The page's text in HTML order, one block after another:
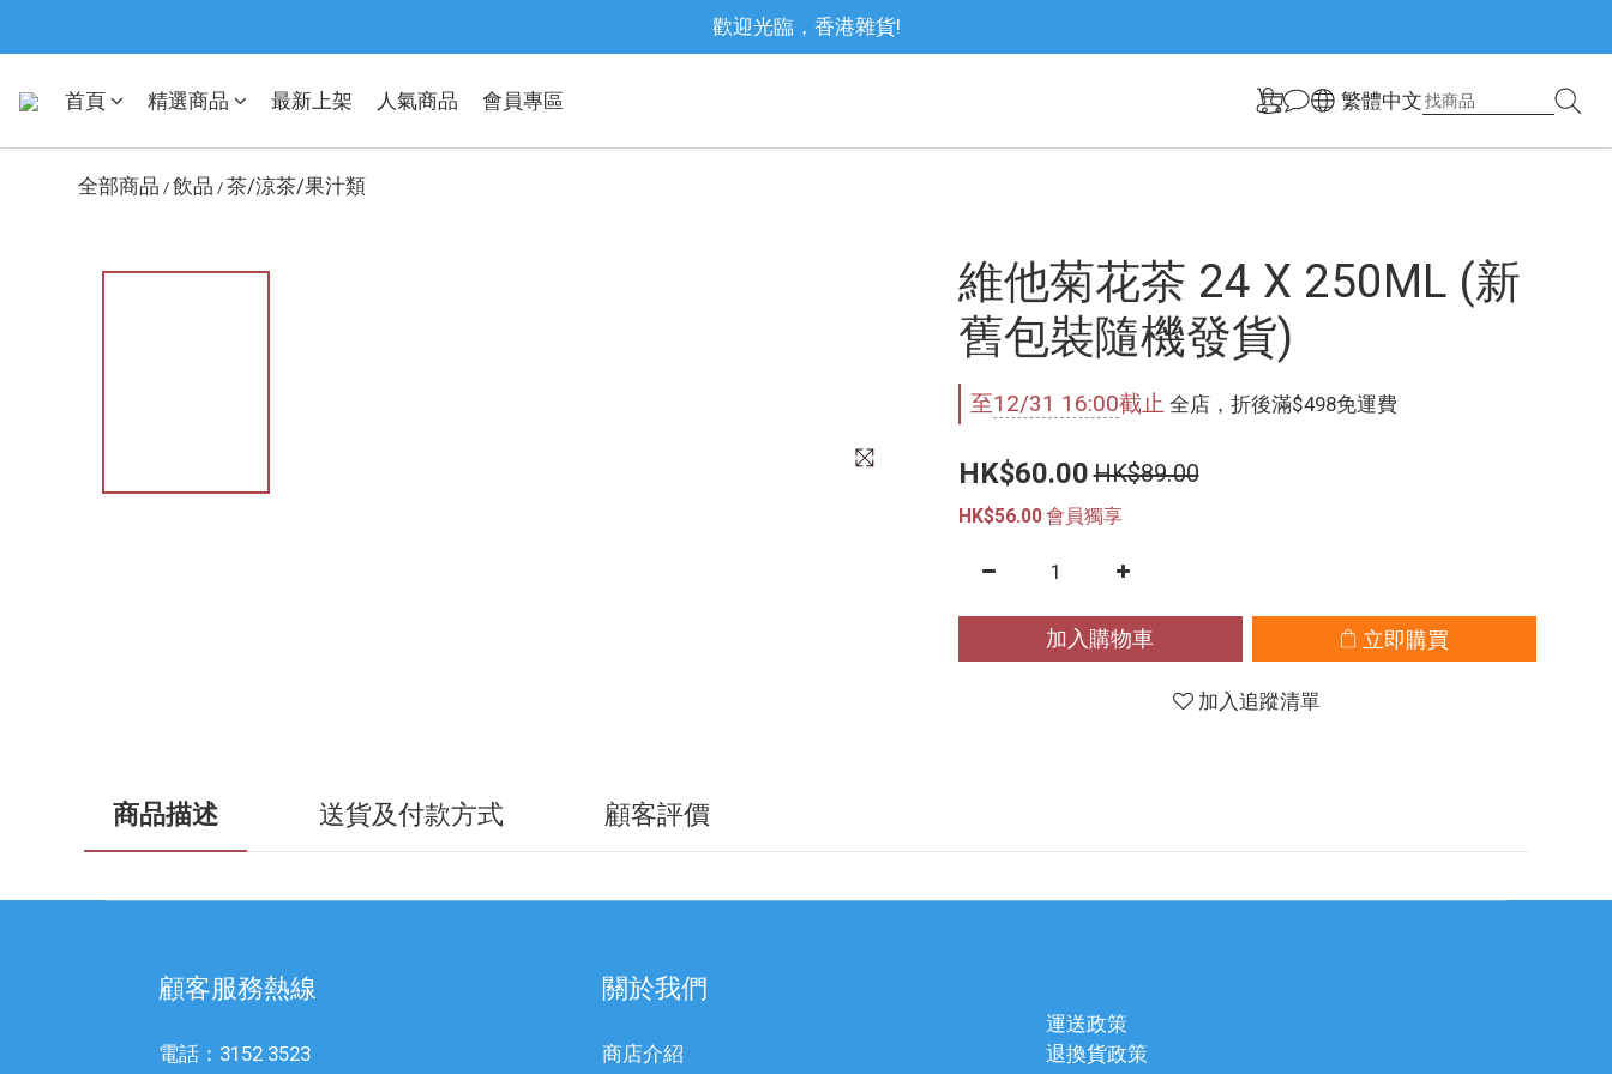
歡迎光臨，香港雜貨!
首頁 精選商品 最新上架 人氣商品 會員專區 繁體中文
全部商品 / 飲品 / 茶/涼茶/果汁類
維他菊花茶 24 X 250ML (新
舊包裝隨機發貨)
至12/31 16:00截止 全店，折後滿$498免運費
HK$60.00HK$89.00
HK$56.00會員獨享
加入購物車 立即購買
加入追蹤清單
商品描述 送貨及付款方式 顧客評價
顧客服務熱線
電話：3152 3523
關於我們
商店介紹
運送政策
退換貨政策